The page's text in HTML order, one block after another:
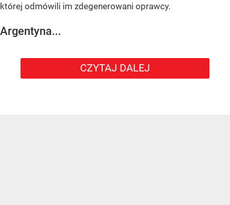
której odmówili im zdegenerowani oprawcy.
Argentyna...
CZYTAJ DALEJ